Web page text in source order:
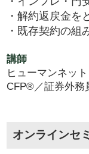
・解約返戻金を
・既存契約の
講師
ヒューマンネッ
CFP®／証券外
オンラインセ